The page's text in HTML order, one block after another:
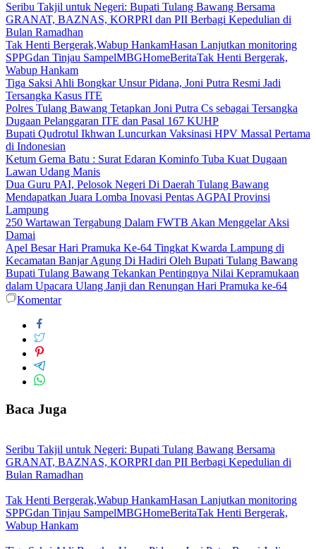
Seribu Takjil untuk Negeri: Bupati Tulang Bawang Bersama
GRANAT, BAZNAS, KORPRI dan PII Berbagi Kepedulian di
Bulan Ramadhan
Tak Henti Bergerak,Wabup HankamHasan Lanjutkan monitoring
SPPGdan Tinjau SampelMBGHomeBeritaTak Henti Bergerak,
Wabup Hankam
Tiga Saksi Ahli Bongkar Unsur Pidana, Joni Putra Resmi Jadi
Tersangka Kasus ITE
Polres Tulang Bawang Tetapkan Joni Putra Cs sebagai Tersangka
Dugaan Pelanggaran ITE dan Pasal 167 KUHP
Bupati Qudrotul Ikhwan Luncurkan Vaksinasi HPV Massal Pertama
di Indonesian
Ketum Gema Batu : Surat Edaran Kominfo Tuba Kuat Dugaan
Lawan Udang Manis
Dua Guru PAI, Pelosok Negeri Di Daerah Tulang Bawang
Mendapatkan Juara Lomba Inovasi Pentas AGPAI Provinsi
Lampung
250 Wartawan Tergabung Dalam FWTB Akan Menggelar Aksi
Damai
Apel Besar Hari Pramuka Ke-64 Tingkat Kwarda Lampung di
Kecamatan Banjar Agung Di Hadiri Oleh Bupati Tulang Bawang
Bupati Tulang Bawang Tekankan Pentingnya Nilai Kepramukaan
dalam Upacara Ulang Janji dan Renungan Hari Pramuka ke-64
Komentar
Baca Juga
Seribu Takjil untuk Negeri: Bupati Tulang Bawang Bersama
GRANAT, BAZNAS, KORPRI dan PII Berbagi Kepedulian di
Bulan Ramadhan
Tak Henti Bergerak,Wabup HankamHasan Lanjutkan monitoring
SPPGdan Tinjau SampelMBGHomeBeritaTak Henti Bergerak,
Wabup Hankam